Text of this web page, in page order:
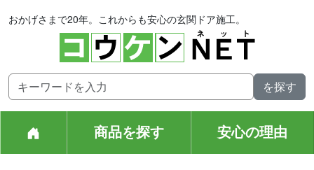
おかげさまで20年。これからも安心の玄関ドア施工。
商品を探す 安心の理由